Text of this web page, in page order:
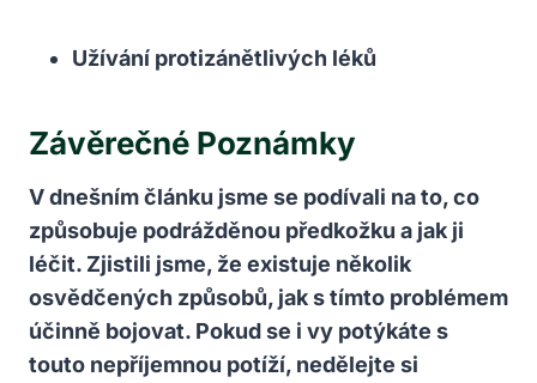
Užívání protizánětlivých ‍léků
Závěrečné Poznámky
V dnešním‍ článku jsme se podívali⁤ na to, co
způsobuje podrážděnou⁢ předkožku a jak ji
léčit. Zjistili jsme, že existuje několik ​
osvědčených ​způsobů, jak ‌s tímto problémem
‌účinně bojovat. Pokud se i vy‍ potýkáte s
touto nepříjemnou potíží, nedělejte‍ si⁤